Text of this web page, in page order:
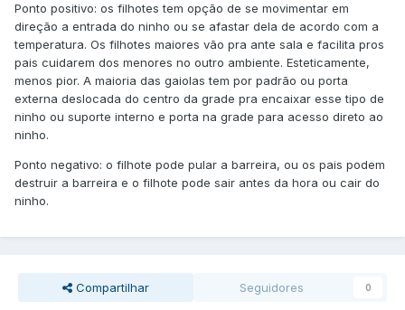
Ponto positivo: os filhotes tem opção de se movimentar em
direção a entrada do ninho ou se afastar dela de acordo com a
temperatura. Os filhotes maiores vão pra ante sala e facilita pros
pais cuidarem dos menores no outro ambiente. Esteticamente,
menos pior. A maioria das gaiolas tem por padrão ou porta
externa deslocada do centro da grade pra encaixar esse tipo de
ninho ou suporte interno e porta na grade para acesso direto ao
ninho.
Ponto negativo: o filhote pode pular a barreira, ou os pais podem
destruir a barreira e o filhote pode sair antes da hora ou cair do
ninho.
Compartilhar Seguidores 0